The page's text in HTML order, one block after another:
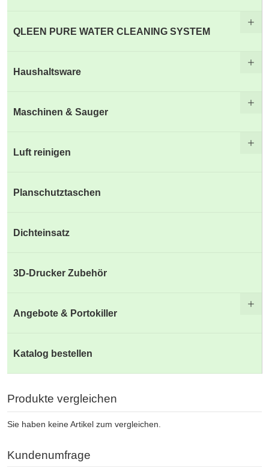
QLEEN PURE WATER CLEANING SYSTEM
Haushaltsware
Maschinen & Sauger
Luft reinigen
Planschutztaschen
Dichteinsatz
3D-Drucker Zubehör
Angebote & Portokiller
Katalog bestellen
Produkte vergleichen
Sie haben keine Artikel zum vergleichen.
Kundenumfrage